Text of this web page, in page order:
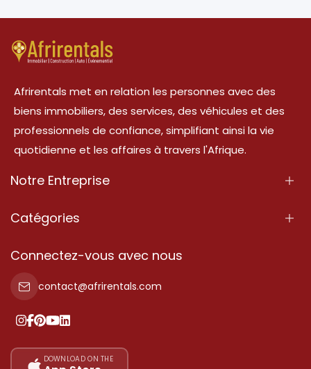
Afrirentals met en relation les personnes avec des
biens immobiliers, des services, des véhicules et des
professionnels de confiance, simplifiant ainsi la vie
quotidienne et les affaires à travers l'Afrique.
Notre Entreprise
À Propos
Conditions d'Utilisation
Politique de Confidentialité
Nos tarifs
Catégories
Propriété
Propriété à vendre
Propriété à louer
Ajoutez votre témoignage
Connectez-vous avec nous
contact@afrirentals.com
DOWNLOAD ON THE